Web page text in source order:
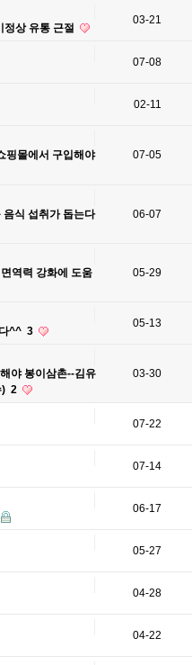
정상 유통 근절
03-21
07-08
02-11
핑몰에서 구입해야
07-05
식 섭취가 돕는다
06-07
역력 강화에 도움
05-29
^^ 3
05-13
야 봉이삼촌--김유
) 2
03-30
07-22
07-14
06-17
05-27
04-28
04-22